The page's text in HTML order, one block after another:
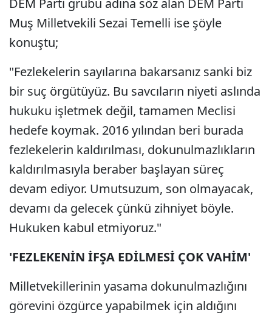
DEM Parti grubu adına söz alan DEM Parti
Muş Milletvekili Sezai Temelli ise şöyle
konuştu;
"Fezlekelerin sayılarına bakarsanız sanki biz
bir suç örgütüyüz. Bu savcıların niyeti aslında
hukuku işletmek değil, tamamen Meclisi
hedefe koymak. 2016 yılından beri burada
fezlekelerin kaldırılması, dokunulmazlıkların
kaldırılmasıyla beraber başlayan süreç
devam ediyor. Umutsuzum, son olmayacak,
devamı da gelecek çünkü zihniyet böyle.
Hukuken kabul etmiyoruz."
'FEZLEKENİN İFŞA EDİLMESİ ÇOK VAHİM'
Milletvekillerinin yasama dokunulmazlığını
görevini özgürce yapabilmek için aldığını